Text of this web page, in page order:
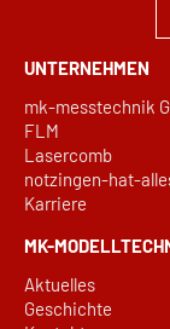
UNTERNEHMEN
mk-messtechnik
FLM
Lasercomb
notzingen-hat-
Karriere
MK-
Aktuelles
Geschichte